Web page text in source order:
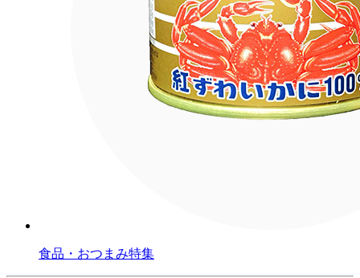
食品・おつまみ特集